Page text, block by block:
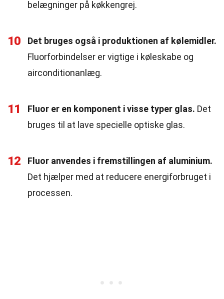
belægninger på køkkengrej.
10
Det bruges også i produktionen af kølemidler.
Fluorforbindelser er vigtige i køleskabe og
airconditionanlæg.
11 Fluor er en komponent i visse typer glas. Det
bruges til at lave specielle optiske glas.
12
Fluor anvendes i fremstillingen af aluminium.
Det hjælper med at reducere energiforbruget i
processen.